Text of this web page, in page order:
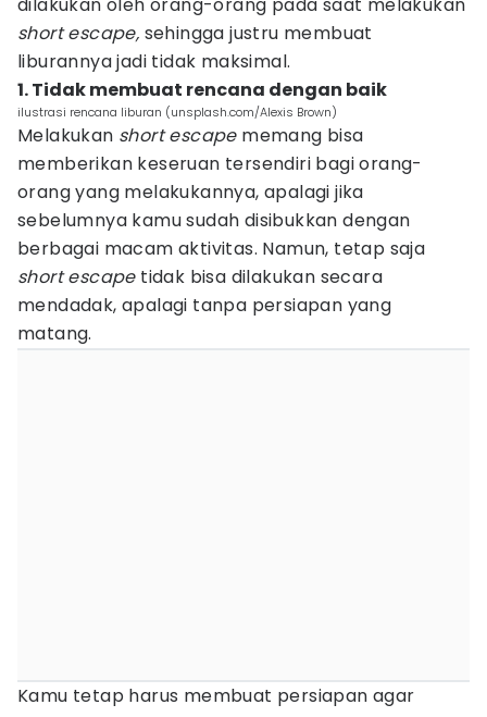
short escape, sehingga justru membuat
liburannya jadi tidak maksimal.
1. Tidak membuat rencana dengan baik
ilustrasi rencana liburan (unsplash.com/Alexis Brown)
Melakukan short escapememang bisa
memberikan keseruan tersendiri bagi orang-
orang yang melakukannya, apalagi jika
sebelumnya kamu sudah disibukkan dengan
berbagai macam aktivitas. Namun, tetap saja
short escapetidak bisa dilakukan secara
mendadak, apalagi tanpa persiapan yang
matang.
Kamu tetap harus membuat persiapan agar